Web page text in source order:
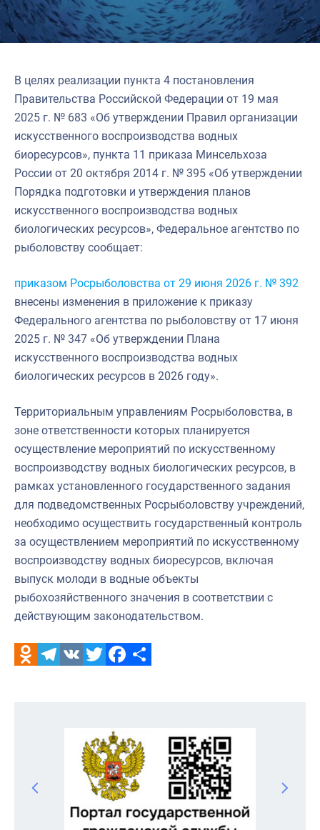
В целях реализации пункта 4 постановления
Правительства Российской Федерации от 19 мая
2025 г. № 683 «Об утверждении Правил организации
искусственного воспроизводства водных
биоресурсов», пункта 11 приказа Минсельхоза
России от 20 октября 2014 г. № 395 «Об утверждении
Порядка подготовки и утверждения планов
искусственного воспроизводства водных
биологических ресурсов», Федеральное агентство по
рыболовству сообщает:
приказом Росрыболовства от 29 июня 2026 г. № 392
внесены изменения в приложение к приказу
Федерального агентства по рыболовству от 17 июня
2025 г. № 347 «Об утверждении Плана
искусственного воспроизводства водных
биологических ресурсов в 2026 году».
Территориальным управлениям Росрыболовства, в
зоне ответственности которых планируется
осуществление мероприятий по искусственному
воспроизводству водных биологических ресурсов, в
рамках установленного государственного задания
для подведомственных Росрыболовству учреждений,
необходимо осуществить государственный контроль
за осуществлением мероприятий по искусственному
воспроизводству водных биоресурсов, включая
выпуск молоди в водные объекты
рыбохозяйственного значения в соответствии с
действующим законодательством.